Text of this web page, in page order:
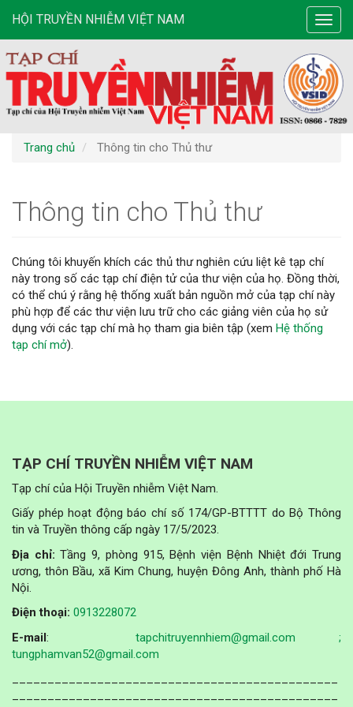
hướng
chính
Nội
dung
chính
Thanh
HỘI TRUYỀN NHIỄM VIỆT NAM
Trang chủ Thông tin cho Thủ thư
Thông tin cho Thủ thư
Chúng tôi khuyến khích các thủ thư nghiên cứu liệt kê tạp chí
này trong số các tạp chí điện tử của thư viện của họ. Đồng thời,
có thể chú ý rằng hệ thống xuất bản nguồn mở của tạp chí này
phù hợp để các thư viện lưu trữ cho các giảng viên của họ sử
dụng với các tạp chí mà họ tham gia biên tập (xem Hệ thống
tạp chí mở).
TẠP CHÍ TRUYỀN NHIỄM VIỆT NAM
Tạp chí của Hội Truyền nhiễm Việt Nam.
Giấy phép hoạt động báo chí số 174/GP-BTTTT do Bộ Thông
tin và Truyền thông cấp ngày 17/5/2023.
Địa chỉ: Tầng 9, phòng 915, Bệnh viện Bệnh Nhiệt đới Trung
ương, thôn Bầu, xã Kim Chung, huyện Đông Anh, thành phố Hà
Nội.
Điện thoại: 0913228072
E-mail: tapchitruyennhiem@gmail.com ;
tungphamvan52@gmail.com